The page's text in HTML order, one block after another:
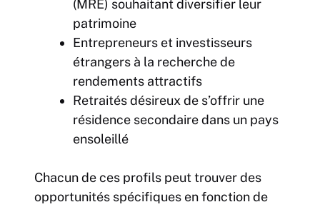
(MRE) souhaitant diversifier leur
patrimoine
Entrepreneurs et investisseurs
étrangers à la recherche de
rendements attractifs
Retraités désireux de s’offrir une
résidence secondaire dans un pays
ensoleillé
Chacun de ces profils peut trouver des
opportunités spécifiques en fonction de